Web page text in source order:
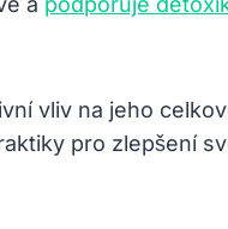
vliv na jeho
pro zlepšení